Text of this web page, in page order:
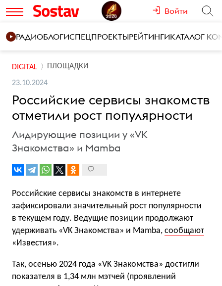
Войти
РАДИОБЛОГИСПЕЦПРОЕКТЫРЕЙТИНГИКАТАЛОГ
DIGITAL ПЛОЩАДКИ
23.10.2024
Российские сервисы знакомств
отметили рост популярности
Лидирующие позиции у «VK
Знакомства» и Mamba
Российские сервисы знакомств в интернете
зафиксировали значительный рост популярности
в текущем году. Ведущие позиции продолжают
удерживать «VK Знакомства» и Mamba, сообщают
«Известия».
Так, осенью 2024 года «VK Знакомства» достигли
показателя в 1,34 млн мэтчей (проявлений